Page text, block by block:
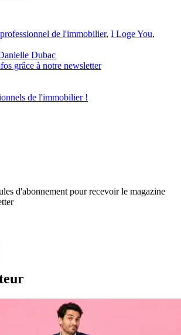
professionnel de l'immobilier, I Loge You,
Dubac
grâce à notre newsletter
de l'immobilier!
d'abonnement pour recevoir le magazine